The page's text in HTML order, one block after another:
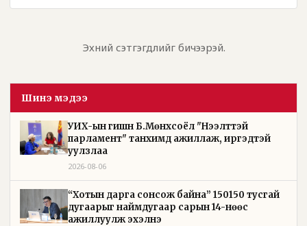
Эхний сэтгэгдлийг бичээрэй.
Шинэ мэдээ
УИХ-ын гишүүн Б.Мөнхсоёл "Нээлттэй
парламент" танхимд ажиллаж, иргэдтэй
уулзлаа
2026-08-06
“Хотын дарга сонсож байна” 150150 тусгай
дугаарыг наймдугаар сарын 14-нөөс
ажиллуулж эхэлнэ